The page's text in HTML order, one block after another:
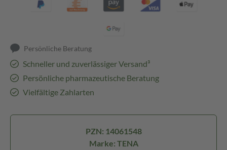
Persönliche Beratung
Schneller und zuverlässiger Versand³
Persönliche pharmazeutische Beratung
Vielfältige Zahlarten
PZN: 14061548
Marke: TENA